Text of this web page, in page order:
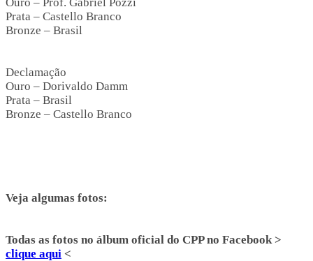
Prata – Castello Branco
Bronze – Brasil
Declamação
Ouro – Dorivaldo Damm
Prata – Brasil
Bronze – Castello Branco
Veja algumas fotos:
Todas as fotos no álbum oficial do CPP no Facebook >
clique aqui <